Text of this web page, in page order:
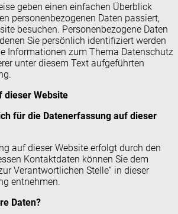
geben einen einfachen Überblick
personenbezogenen Daten passiert,
besuchen. Personenbezogene Daten
Sie persönlich identifiziert werden
Informationen zum Thema Datenschutz
unter diesem Text aufgeführten
dieser Website
für die Datenerfassung auf dieser
auf dieser Website erfolgt durch den
Kontaktdaten können Sie dem
Verantwortlichen Stelle“ in dieser
entnehmen.
Daten?